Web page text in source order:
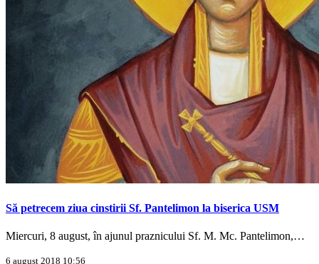
Să petrecem ziua cinstirii Sf. Pantelimon la biserica USM
Miercuri, 8 august, în ajunul praznicului Sf. M. Mc. Pantelimon,…
6 august 2018 10:56